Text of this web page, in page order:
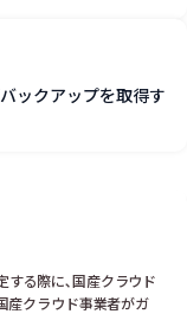
ックアップを取得す
する際に､国産クラウド
産クラウド事業者がガ